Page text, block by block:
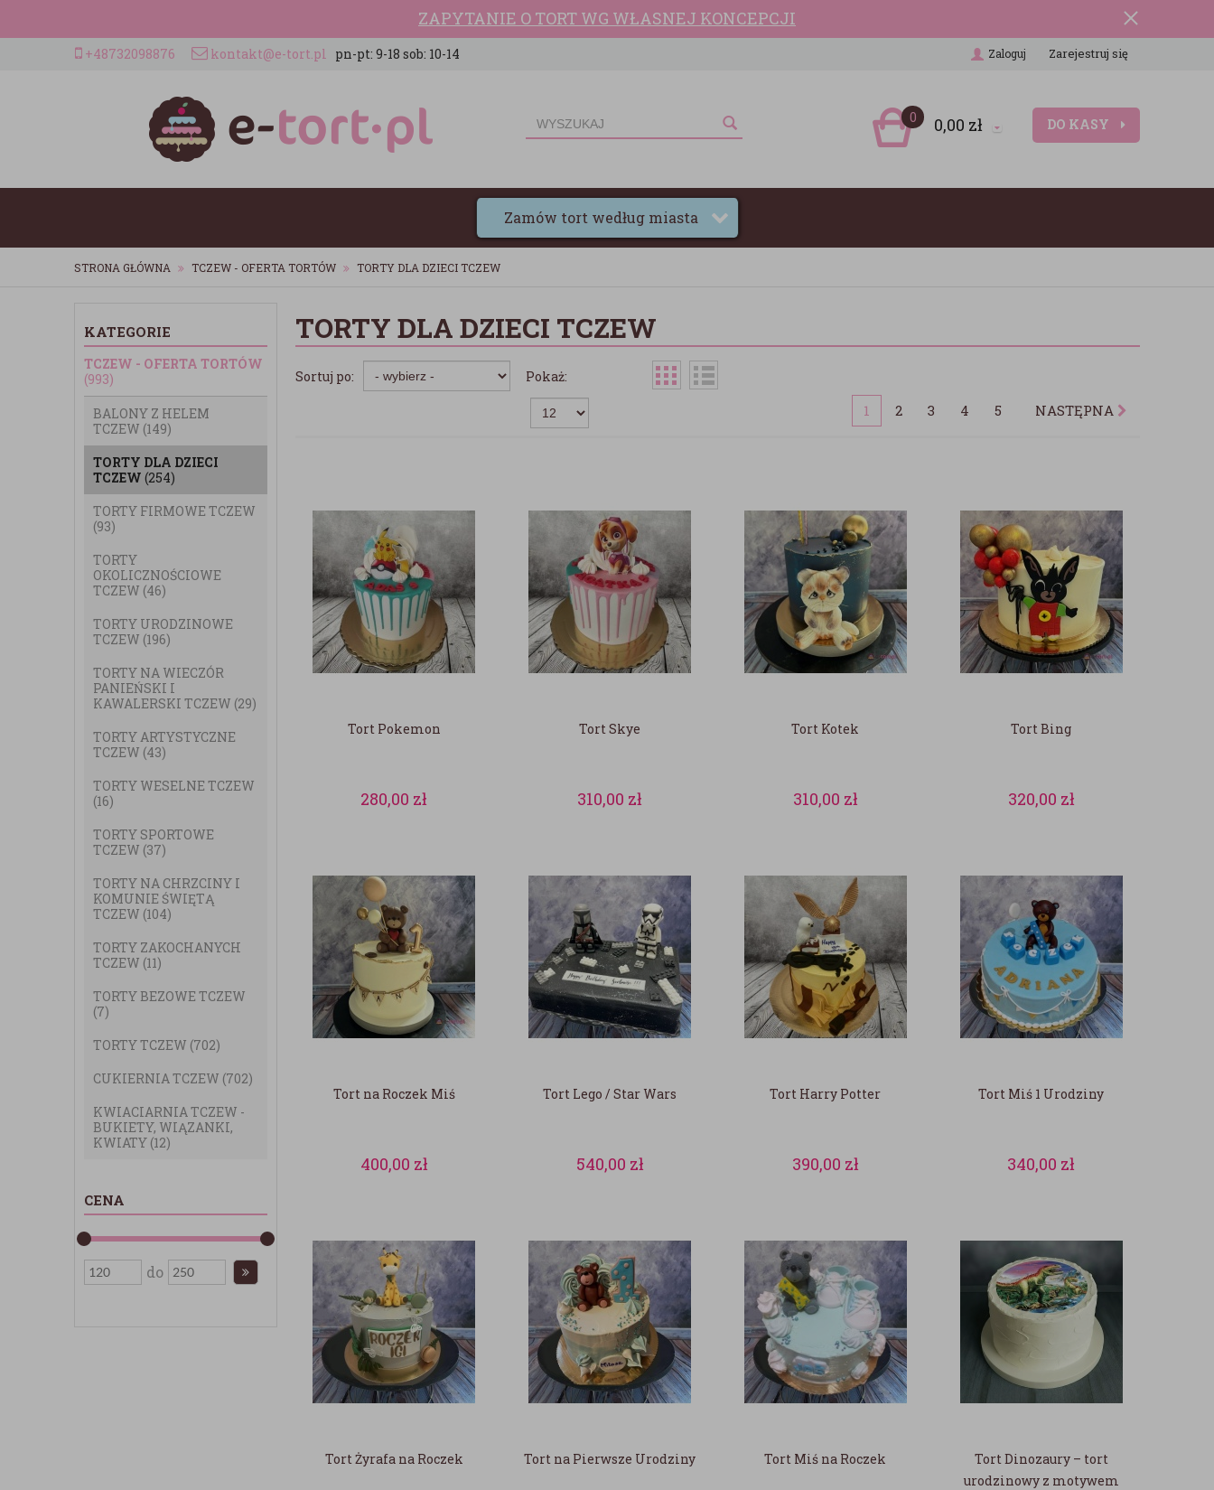
ZAPYTANIE O TORT WG WŁASNEJ KONCEPCJI
+48732098876 kontakt@e-tort.pl pn-pt: 9-18 sob: 10-14 Zaloguj Zarejestruj się
0 0,00 zł DO KASY
Zamów tort według miasta
STRONA GŁÓWNA TCZEW - OFERTA TORTÓW TORTY DLA DZIECI TCZEW
KATEGORIE
TCZEW - OFERTA TORTÓW
(993)
BALONY Z HELEM
TCZEW (149)
TORTY DLA DZIECI
TCZEW (254)
TORTY FIRMOWE TCZEW
(93)
TORTY
OKOLICZNOŚCIOWE
TCZEW (46)
TORTY URODZINOWE
TCZEW (196)
TORTY NA WIECZÓR
PANIEŃSKI I
KAWALERSKI TCZEW (29)
TORTY ARTYSTYCZNE
TCZEW (43)
TORTY WESELNE TCZEW
(16)
TORTY SPORTOWE
TCZEW (37)
TORTY NA CHRZCINY I
KOMUNIE ŚWIĘTĄ
TCZEW (104)
TORTY ZAKOCHANYCH
TCZEW (11)
TORTY BEZOWE TCZEW
(7)
TORTY TCZEW (702)
CUKIERNIA TCZEW (702)
KWIACIARNIA TCZEW -
BUKIETY, WIĄZANKI,
KWIATY (12)
CENA
do
TORTY DLA DZIECI TCZEW
Sortuj po: Pokaż:
1 2 3 4 5 NASTĘPNA
Tort Pokemon
280,00 zł
Tort Skye
310,00 zł
Tort Kotek
310,00 zł
Tort Bing
320,00 zł
Tort na Roczek Miś
400,00 zł
Tort Lego / Star Wars
540,00 zł
Tort Harry Potter
390,00 zł
Tort Miś 1 Urodziny
340,00 zł
Tort Żyrafa na Roczek Tort na Pierwsze Urodziny Tort Miś na Roczek
Tort Dinozaury – tort
urodzinowy z motywem